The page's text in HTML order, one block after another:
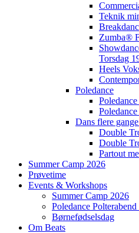
Teknik
Zumba®
Torsdag
Heels
Poledance
Dans flere
Double
Double
Partout
Summer Camp 2026
Prøvetime
Events & Workshops
Summer Camp 2026
Poledance
Børnefødselsdag
Om Beats